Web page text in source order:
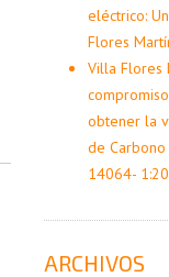
eléctrico:
Flores
Villa Flores
obtener la
de
14064-
ARCHIVOS